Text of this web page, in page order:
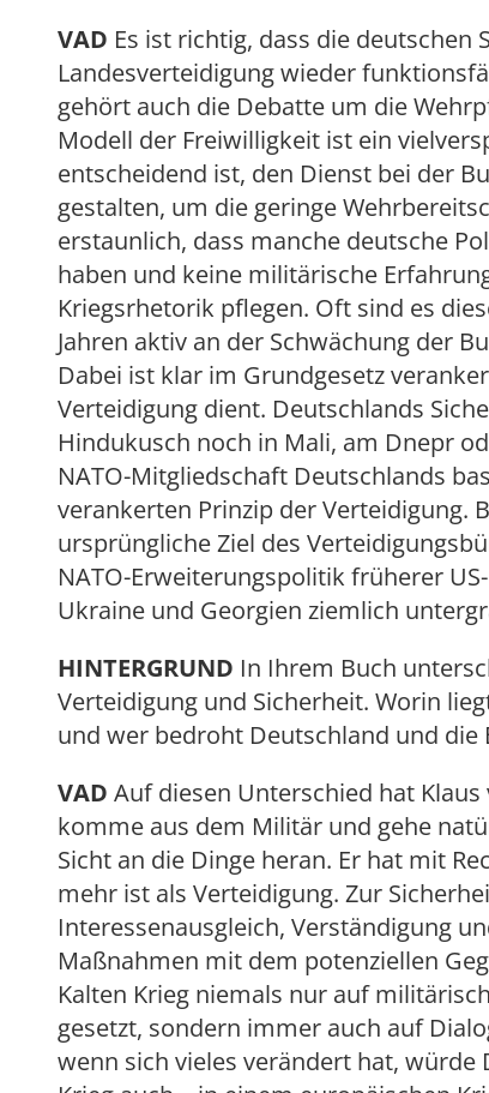
VAD Es ist richtig, dass die
Landesverteidigung wieder
gehört auch die Debatte um die
Modell der Freiwilligkeit ist ein
entscheidend ist, den Dienst bei der
gestalten, um die geringe
erstaunlich, dass manche deutsche
haben und keine militärische
Kriegsrhetorik pflegen. Oft sind es
Jahren aktiv an der Schwächung der
Dabei ist klar im Grundgesetz
Verteidigung dient. Deutschlands
Hindukusch noch in Mali, am Dnepr
NATO-Mitgliedschaft Deutschlands
verankerten Prinzip der Verteidigung.
ursprüngliche Ziel des
NATO-Erweiterungspolitik früherer
Ukraine und Georgien ziemlich
HINTERGRUND In Ihrem Buch
Verteidigung und Sicherheit. Worin
und wer bedroht Deutschland und die
VAD Auf diesen Unterschied hat
komme aus dem Militär und gehe
Sicht an die Dinge heran. Er hat mit
mehr ist als Verteidigung. Zur
Interessenausgleich, Verständigung
Maßnahmen mit dem potenziellen
Kalten Krieg niemals nur auf
gesetzt, sondern immer auch auf
wenn sich vieles verändert hat, würde